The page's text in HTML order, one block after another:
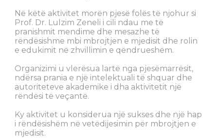
Në këtë aktivitet morën pjesë folës të njohur si
Prof. Dr. Lulzim Zeneli i cili ndau me të
pranishmit mendime dhe mesazhe të
rëndësishme mbi mbrojtjen e mjedisit dhe rolin
e edukimit në zhvillimin e qëndrueshëm.
Organizimi u vlerësua lartë nga pjesëmarrësit,
ndërsa prania e një intelektuali të shquar dhe
autoriteteve akademike i dha aktivitetit një
rëndësi të veçantë.
Ky aktivitet u konsiderua një sukses dhe një hap
i rëndësishëm në vetëdijesimin për mbrojtjen e
mjedisit.